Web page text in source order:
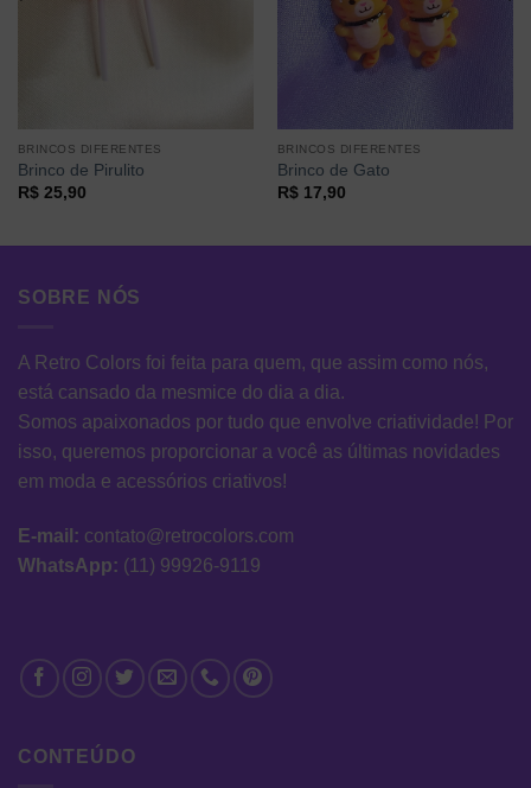
BRINCOS DIFERENTES
Brinco de Pirulito
R$25,90
BRINCOS DIFERENTES
Brinco de Gato
R$17,90
SOBRE NÓS
A Retro Colors foi feita para quem, que assim como nós,
está cansado da mesmice do dia a dia.
Somos apaixonados por tudo que envolve criatividade! Por
isso, queremos proporcionar a você as últimas novidades
em moda e acessórios criativos!
E-mail: contato@retrocolors.com
WhatsApp: (11) 99926-9119
CONTEÚDO